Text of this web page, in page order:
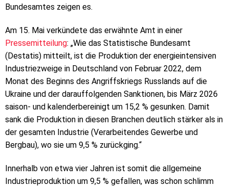
Bundesamtes zeigen es.
Am 15. Mai verkündete das erwähnte Amt in einer
Pressemitteilung: „Wie das Statistische Bundesamt
(Destatis) mitteilt, ist die Produktion der energieintensiven
Industriezweige in Deutschland von Februar 2022, dem
Monat des Beginns des Angriffskriegs Russlands auf die
Ukraine und der darauffolgenden Sanktionen, bis März 2026
saison- und kalenderbereinigt um 15,2 % gesunken. Damit
sank die Produktion in diesen Branchen deutlich stärker als in
der gesamten Industrie (Verarbeitendes Gewerbe und
Bergbau), wo sie um 9,5 % zurückging.“
Innerhalb von etwa vier Jahren ist somit die allgemeine
Industrieproduktion um 9,5 % gefallen, was schon schlimm